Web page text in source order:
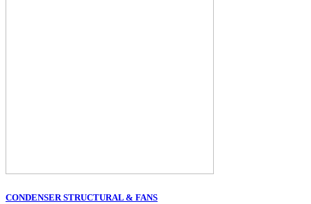
CONDENSER STRUCTURAL & FANS